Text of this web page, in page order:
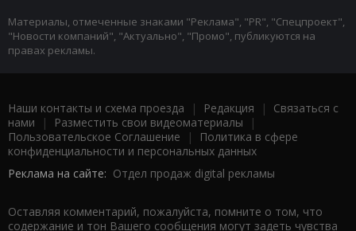
Материалы, отмеченные знаками "Реклама", "PR", "Спецпроект",
"Новости компаний", "Актуально", "Промо", публикуются на
правах рекламы.
Наши контакты и схема проезда | Редакция | Связаться с
нами | Разместить свои видеоматериалы |
Пользовательское Соглашение |
Политика в сфере
конфиденциальности и персональных данных
Реклама на сайте: Отдел продаж digital рекламы
Оставляя комментарий, пожалуйста, помните о том, что
содержание и тон Вашего сообщения могут задеть чувства